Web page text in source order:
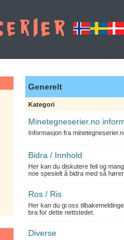
Generelt
Kategori
Minetegneserier.no
Informasjon fra
Bidra / Innhold
Her kan du diskutere feil og
noe spesielt å bidra med så
Ros / Ris
Her kan du gi oss
bra for dette nettstedet.
Diverse